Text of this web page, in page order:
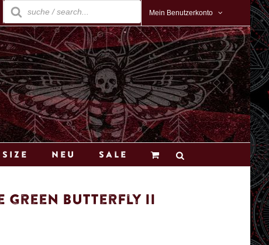
Products
search
Mein Benutzerkonto
Neu Sale
Green Butterfly II